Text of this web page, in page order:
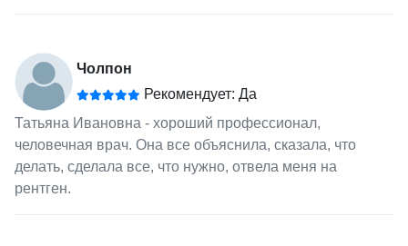
Чолпон
Рекомендует: Да
Татьяна Ивановна - хороший профессионал,
человечная врач. Она все объяснила, сказала, что
делать, сделала все, что нужно, отвела меня на
рентген.